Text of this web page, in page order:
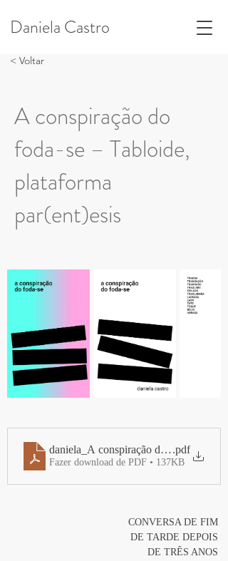
Daniela Castro
< Voltar
A conspiração do
foda-se – Tabloide,
plataforma
par(ent)esis
daniela_A conspiração do foda-se
.pdf
Fazer download de PDF • 137KB
CONVERSA DE FIM
DE TARDE DEPOIS
DE TRÊS ANOS